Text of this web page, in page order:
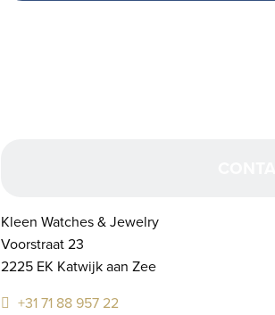
Kleen Watches & Jewelry
Voorstraat 23
2225 EK Katwijk aan Zee
+31 71 88 957 22